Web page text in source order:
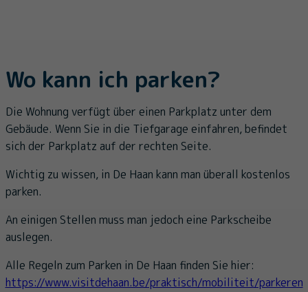
Wo kann ich parken?
Die Wohnung verfügt über einen Parkplatz unter dem
Gebäude. Wenn Sie in die Tiefgarage einfahren, befindet
sich der Parkplatz auf der rechten Seite.
Wichtig zu wissen, in De Haan kann man überall kostenlos
parken.
An einigen Stellen muss man jedoch eine Parkscheibe
auslegen.
Alle Regeln zum Parken in De Haan finden Sie hier:
https://www.visitdehaan.be/praktisch/mobiliteit/parkeren